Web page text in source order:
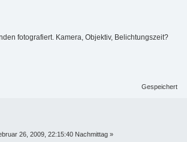
fotografiert. Kamera, Objektiv, Belichtungszeit?
Gespeichert
26, 2009, 22:15:40 Nachmittag »